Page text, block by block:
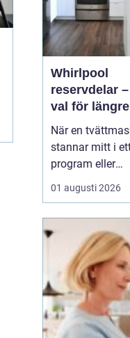
Whirlpool
reservdelar
val för längre
livslängd på
När en
stannar mitt i
program eller
diskmaskinen
disken smutsig,
behövs en ny
eller går den att
med en
fler upptäcker
01 augusti 2026